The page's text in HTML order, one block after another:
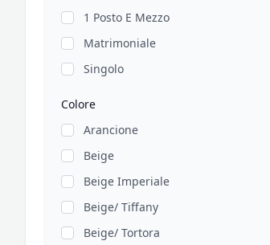
1 Posto E Mezzo
Matrimoniale
Singolo
Colore
Arancione
Beige
Beige Imperiale
Beige/ Tiffany
Beige/ Tortora